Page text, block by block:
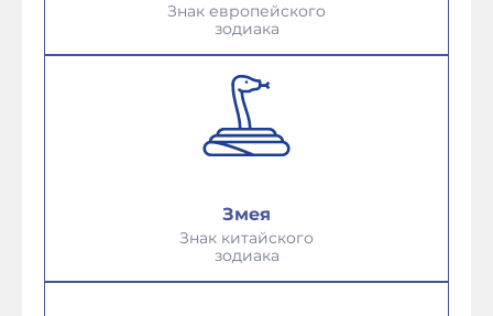
Знак европейского
зодиака
Змея
Знак китайского
зодиака